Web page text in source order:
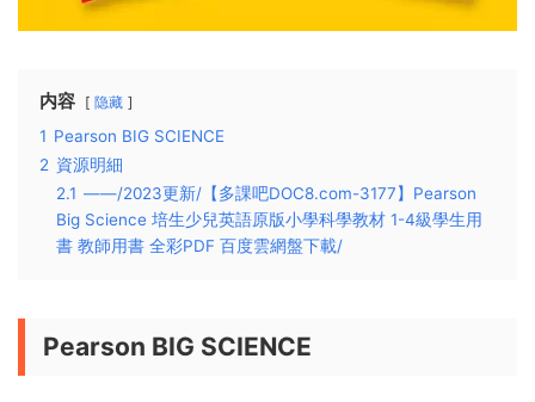
内容 隐藏
1 Pearson BIG SCIENCE
2 資源明細
2.1 ——/2023更新/【多課吧DOC8.com-3177】Pearson
Big Science 培生少兒英語原版小學科學教材 1-4級學生用
書 教師用書 全彩PDF 百度雲網盤下載/
Pearson BIG SCIENCE